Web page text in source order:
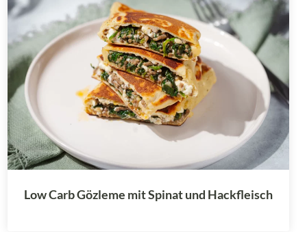
Low Carb Gözleme mit Spinat und Hackfleisch